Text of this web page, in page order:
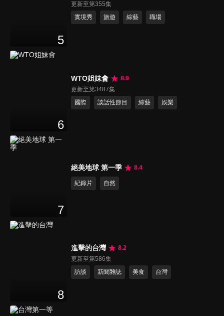
5
更新至第355集
實境秀
旅遊 綜藝 職場
6
WTO姐妹會
8.9
更新至第3487集
國際
談話性節目 綜藝 娛樂
7
絕美地球 第一季 8.4
紀錄片 自然
8
進擊的台灣
8.2
更新至第586集
訪談
新聞雜誌 美食 台灣